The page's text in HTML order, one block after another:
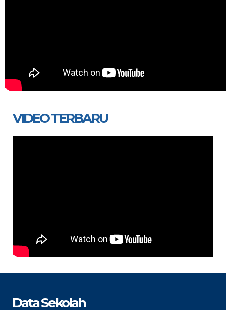
VIDEO TERBARU
Data Sekolah